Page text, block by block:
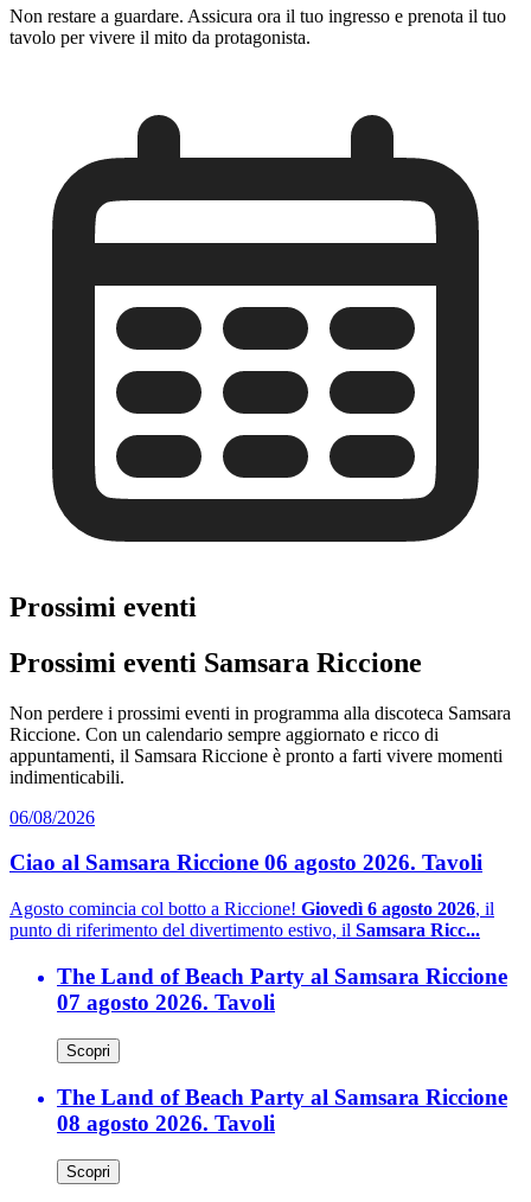
Non restare a guardare. Assicura ora il tuo ingresso e prenota il tuo
tavolo per vivere il mito da protagonista.
Prossimi eventi
Prossimi eventi Samsara Riccione
Non perdere i prossimi eventi in programma alla discoteca Samsara
Riccione. Con un calendario sempre aggiornato e ricco di
appuntamenti, il Samsara Riccione è pronto a farti vivere momenti
indimenticabili.
06/08/2026
Ciao al Samsara Riccione 06 agosto 2026. Tavoli
Agosto comincia col botto a Riccione! Giovedì 6 agosto 2026, il
punto di riferimento del divertimento estivo, il Samsara Ricc...
The Land of Beach Party al Samsara Riccione
07 agosto 2026. Tavoli
Scopri
The Land of Beach Party al Samsara Riccione
08 agosto 2026. Tavoli
Scopri